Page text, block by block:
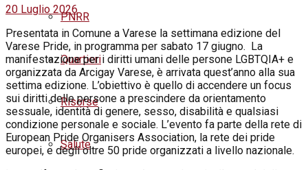
PNRR
Quartieri
Risorse
Salute
20 Luglio 2026
Presentata in Comune a Varese la settimana edizione del
Varese Pride, in programma per sabato 17 giugno. La
manifestazione per i diritti umani delle persone LGBTQIA+ e
organizzata da Arcigay Varese, è arrivata quest’anno alla sua
settima edizione. L’obiettivo è quello di accendere un focus
sui diritti delle persone a prescindere da orientamento
sessuale, identità di genere, sesso, disabilità e qualsiasi
condizione personale e sociale. L’evento fa parte della rete di
European Pride Organisers Association, la rete dei pride
europei, e degli oltre 50 pride organizzati a livello nazionale.